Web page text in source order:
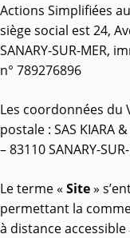
Actions Simplifiées
siège social est 24,
SANARY-SUR-MER,
n° 789276896
Les coordonnées du
postale : SAS KIARA
– 83110 SANARY-
Le terme « Site»
permettant la
à distance